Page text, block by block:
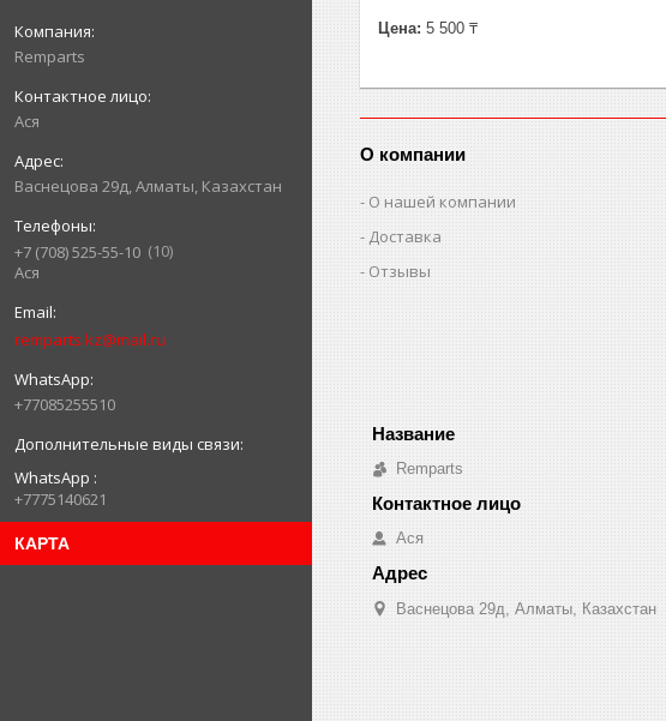
Remparts
Ася
Васнецова 29д, Алматы, Казахстан
+7 (708) 525-55-10
10
Ася
remparts.kz@mail.ru
+77085255510
WhatsApp
+7775140621
КАРТА
Цена: 5 500 ₸
О компании
О нашей компании
Доставка
Отзывы
Remparts
Ася
Васнецова 29д, Алматы, Казахстан